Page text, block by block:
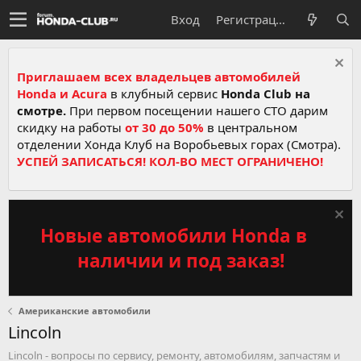
Вход Регистрация
Приглашаем всех владельцев автомобилей
Honda и Acura в клубный сервис Honda Club на
смотре. При первом посещении нашего СТО дарим
скидку на работы от 30 до 50% в центральном
отделении Хонда Клуб на Воробьевых горах (Смотра).
УСПЕЙ ЗАПИСАТЬСЯ! КОЛ-ВО МЕСТ ОГРАНИЧЕНО!
Новые автомобили Honda в
наличии и под заказ!
Американские автомобили
Lincoln
Lincoln - вопросы по сервису, ремонту, автомобилям, запчастям и